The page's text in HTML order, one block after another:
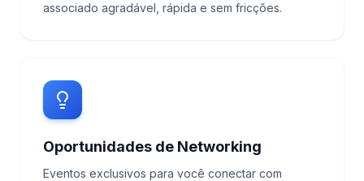
associado agradável, rápida e sem fricções.
Oportunidades de Networking
Eventos exclusivos para você conectar com